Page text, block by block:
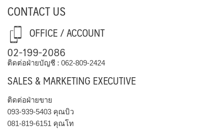
CONTACT US
OFFICE / ACCOUNT
02-199-2086
ติดต่อฝ่ายบัญชี : 062-809-2424
SALES & MARKETING EXECUTIVE
ติดต่อฝ่ายขาย
093-939-5403 คุณบิว
081-819-6151 คุณโท